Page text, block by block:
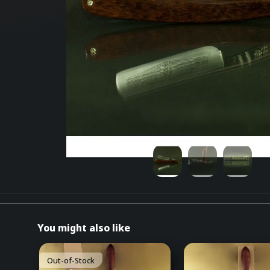
You might also like
Out-of-Stock